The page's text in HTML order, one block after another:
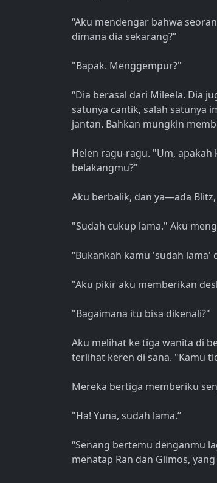
“Aku mendengar bahwa
dimana dia sekarang?”
"Bapak. Menggempur?"
“Dia berasal dari Mileela. Dia
satunya cantik, salah satunya
jantan. Bahkan mungkin
Helen ragu-ragu. "Um,
belakangmu?"
Aku berbalik, dan ya—ada
"Sudah cukup lama." Aku
“Bukankah kamu 'sudah lama'
"Aku pikir aku memberikan
"Bagaimana itu bisa dikenali?"
Aku melihat ke tiga wanita di
terlihat keren di sana. "Kamu
Mereka bertiga memberiku
"Ha! Yuna, sudah lama.”
“Senang bertemu denganmu
menatap Ran dan Glimos,